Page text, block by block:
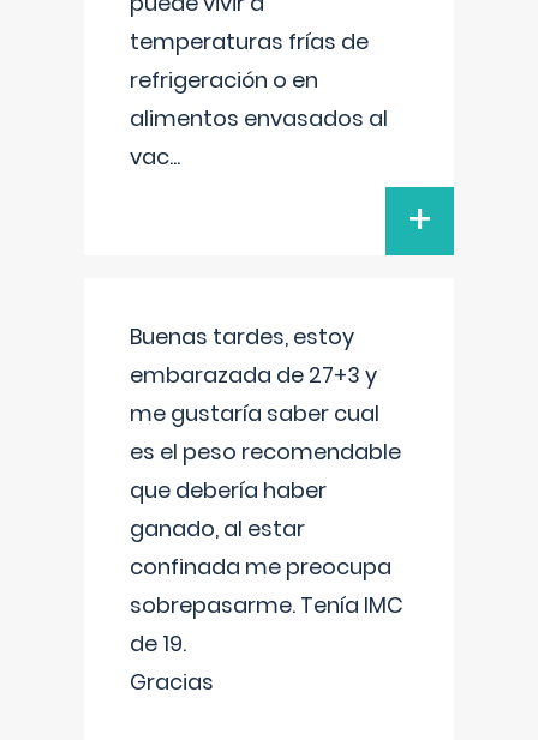
temperaturas frías de
refrigeración o en
alimentos envasados al
vac...
+
Buenas tardes, estoy
embarazada de 27+3 y
me gustaría saber cual
es el peso recomendable
que debería haber
ganado, al estar
confinada me preocupa
sobrepasarme. Tenía IMC
de 19.
Gracias